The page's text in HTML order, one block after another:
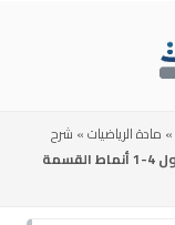
» مادة الرياضيات» شرح
شرح الدرس الاول 4-1 أنماط القسمة